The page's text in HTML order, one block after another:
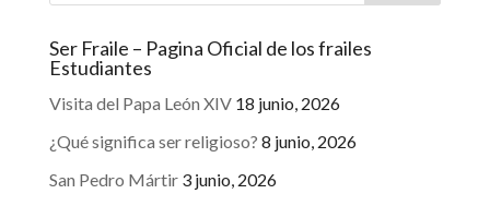
Ser Fraile – Pagina Oficial de los frailes
Estudiantes
Visita del Papa León XIV 18 junio, 2026
¿Qué significa ser religioso? 8 junio, 2026
San Pedro Mártir 3 junio, 2026